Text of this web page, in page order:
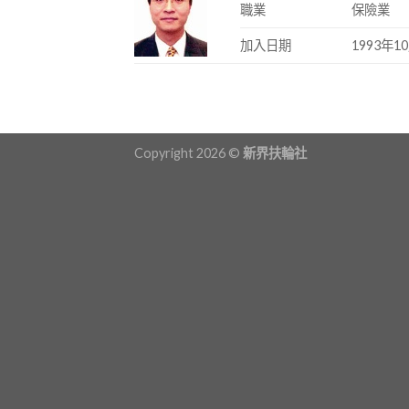
職業 保險業
加入日期 1993年
Copyright 2026 © 新界扶輪社